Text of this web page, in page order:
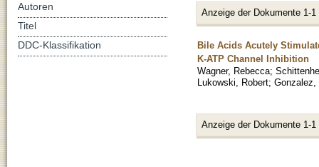
Anzeige der Dokumente 1-1
Bile Acids Acutely
K-ATP Channel Inhibition
Wagner, Rebecca;
Lukowski, Robert; Gonzalez,
Anzeige der Dokumente 1-1
Autoren
Titel
DDC-Klassifikation